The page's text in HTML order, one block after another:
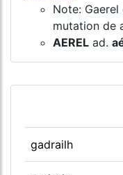
Note:
mutation de
AEREL ad.
gadrailh